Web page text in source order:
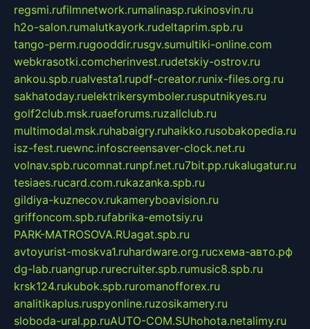
regsmi.rufilmnetwork.rumalinasp.rukinosvin.ru
h2o-salon.rumalutkayork.rudeltaprim.spb.ru
tango-perm.rugooddir.rusgv.sumultiki-online.com
webkrasotki.comcherinvest.rudetskiy-ostrov.ru
ankou.spb.rualvesta1.rupdf-creator.runix-files.org.ru
sakhatoday.ruelektrikersymboler.rusputnikyes.ru
golf2club.msk.ruaeforums.ruzallclub.ru
multimodal.msk.ruhabaigry.ruhaikko.rusobakopedia.ru
isz-fest.ruewnc.infoscreensaver-clock.net.ru
volnav.spb.rucomnat.runpf.net.ru7bit.pp.rukalugatur.ru
tesiaes.rucard.com.rukazanka.spb.ru
gildiya-kuznecov.rukameryboavision.ru
griffoncom.spb.rufabrika-emotsiy.ru
PARK-MATROSOVA.RUagat.spb.ru
avtoyurist-moskva1.ruhardware.org.ruсхема-авто.рф
dg-lab.ruangrup.rurecruiter.spb.rumusic8.spb.ru
krsk124.rukubok.spb.ruromanofforex.ru
analitikaplus.ruspyonline.ruzosikamery.ru
sloboda-ural.pp.ruAUTO-COM.SUhohota.netalimy.ru